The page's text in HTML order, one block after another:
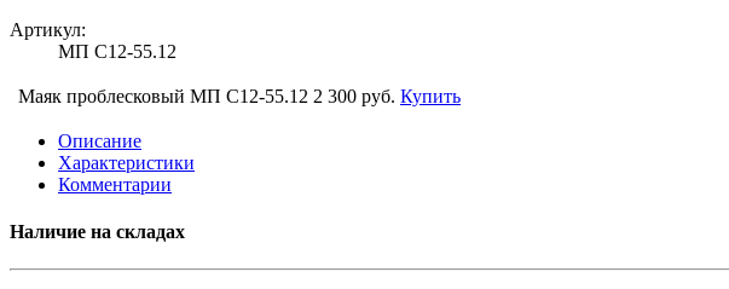
Артикул:
МП С12-55.12
Маяк проблесковый МП С12-55.12 2 300 руб. Купить
Описание
Характеристики
Комментарии
Наличие на складах